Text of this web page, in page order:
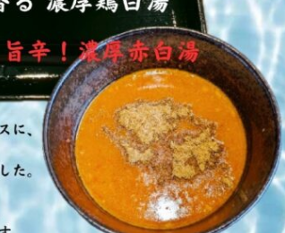
長野本店 しまんりょ店 松本店